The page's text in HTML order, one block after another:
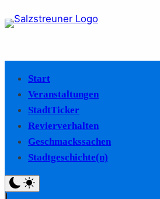
Start
Veranstaltungen
StadtTicker
Revierverhalten
Geschmackssachen
Stadtgeschichte(n)